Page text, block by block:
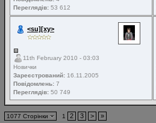
Переглядів: 53 612
<su][xy>
11th February 2010 - 03:03
Новички
Зареєстрований: 16.11.2005
Повідомлень: 7
Переглядів: 50 749
1077 Сторінки 1 2 3 > »